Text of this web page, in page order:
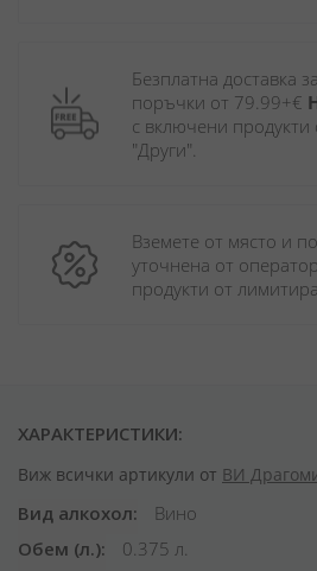
Безплатна доставка
поръчки от 79.99+€
с включени продукти
"Други".
Вземете от място и
уточнена от
продукти от
ХАРАКТЕРИСТИКИ:
Виж всички артикули от ВИ
Вид алкохол
Вино
Обем (л.)
0.375 л.